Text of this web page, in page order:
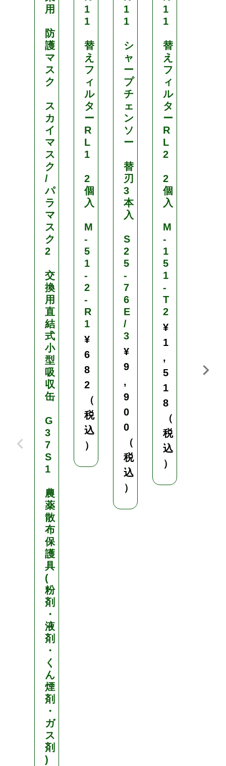
用
防
護
マ
ス
ク
ス
カ
イ
マ
ス
ク
/
パ
ラ
マ
ス
ク
2
交
換
用
直
結
式
小
型
吸
収
缶
G
3
7
S
1
農
薬
散
布
保
護
具
(
粉
剤
・
液
剤
・
く
ん
煙
剤
・
ガ
ス
剤
)
1
1
替
え
フ
ィ
ル
タ
ー
R
L
1
2
個
入
M
-
5
1
-
2
-
R
1
¥
6
8
2
（
税
込
）
1
1
シ
ャ
ー
プ
チ
ェ
ン
ソ
ー
替
刃
3
本
入
S
2
5
-
7
6
E
/
3
¥
9
,
9
0
0
（
税
込
）
1
1
替
え
フ
ィ
ル
タ
ー
R
L
2
2
個
入
M
-
1
5
1
-
T
2
¥
1
,
5
1
8
（
税
込
）